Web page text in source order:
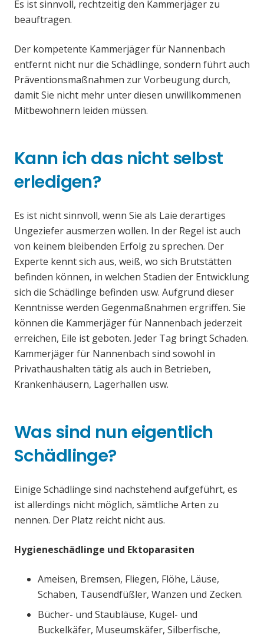
Es ist sinnvoll, rechtzeitig den Kammerjäger zu
beauftragen.
Der kompetente Kammerjäger für Nannenbach
entfernt nicht nur die Schädlinge, sondern führt auch
Präventionsmaßnahmen zur Vorbeugung durch,
damit Sie nicht mehr unter diesen unwillkommenen
Mitbewohnern leiden müssen.
Kann ich das nicht selbst
erledigen?
Es ist nicht sinnvoll, wenn Sie als Laie derartiges
Ungeziefer ausmerzen wollen. In der Regel ist auch
von keinem bleibenden Erfolg zu sprechen. Der
Experte kennt sich aus, weiß, wo sich Brutstätten
befinden können, in welchen Stadien der Entwicklung
sich die Schädlinge befinden usw. Aufgrund dieser
Kenntnisse werden Gegenmaßnahmen ergriffen. Sie
können die Kammerjäger für Nannenbach jederzeit
erreichen, Eile ist geboten. Jeder Tag bringt Schaden.
Kammerjäger für Nannenbach sind sowohl in
Privathaushalten tätig als auch in Betrieben,
Krankenhäusern, Lagerhallen usw.
Was sind nun eigentlich
Schädlinge?
Einige Schädlinge sind nachstehend aufgeführt, es
ist allerdings nicht möglich, sämtliche Arten zu
nennen. Der Platz reicht nicht aus.
Hygieneschädlinge und Ektoparasiten
Ameisen, Bremsen, Fliegen, Flöhe, Läuse,
Schaben, Tausendfüßler, Wanzen und Zecken.
Bücher- und Staubläuse, Kugel- und
Buckelkäfer, Museumskäfer, Silberfische,